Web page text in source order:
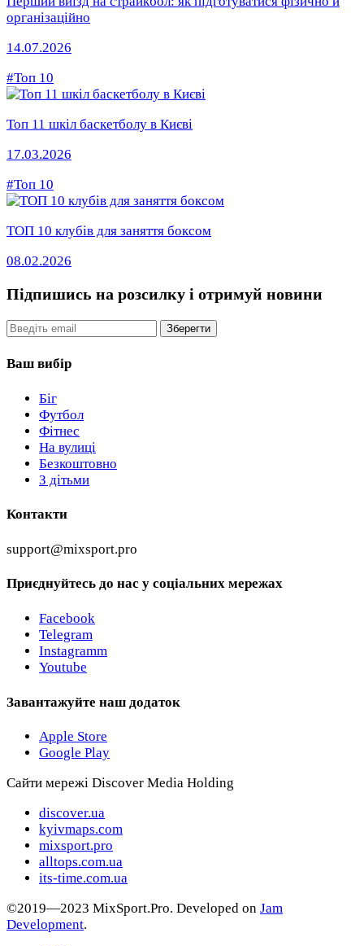
організаційно
14.07.2026
#Топ 10
Топ 11 шкіл баскетболу в Києві
17.03.2026
#Топ 10
ТОП 10 клубів для заняття боксом
08.02.2026
Підпишись на розсилку і отримуй новини
Email Зберегти
Ваш вибір
Біг
Футбол
Фітнес
На вулиці
Безкоштовно
З дітьми
Контакти
support@mixsport.pro
Приєднуйтесь до нас у соціальних мережах
Facebook
Telegram
Instagramm
Youtube
Завантажуйте наш додаток
Apple Store
Google Play
Сайти мережі Discover Media Holding
discover.ua
kyivmaps.com
mixsport.pro
alltops.com.ua
its-time.com.ua
©2019—2023 MixSport.Pro. Developed on Jam
Development.